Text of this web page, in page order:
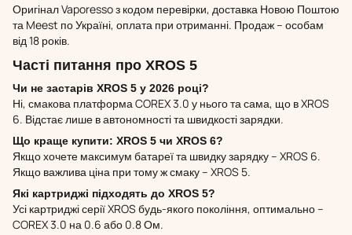
Оригінал Vaporesso з кодом перевірки, доставка Новою Поштою
та Meest по Україні, оплата при отриманні. Продаж – особам
від 18 років.
Часті питання про XROS 5
Чи не застарів XROS 5 у 2026 році?
Ні, смакова платформа COREX 3.0 у нього та сама, що в XROS
6. Відстає лише в автономності та швидкості зарядки.
Що краще купити: XROS 5 чи XROS 6?
Якщо хочете максимум батареї та швидку зарядку – XROS 6.
Якщо важлива ціна при тому ж смаку – XROS 5.
Які картриджі підходять до XROS 5?
Усі картриджі серії XROS будь-якого покоління, оптимально –
COREX 3.0 на 0.6 або 0.8 Ом.